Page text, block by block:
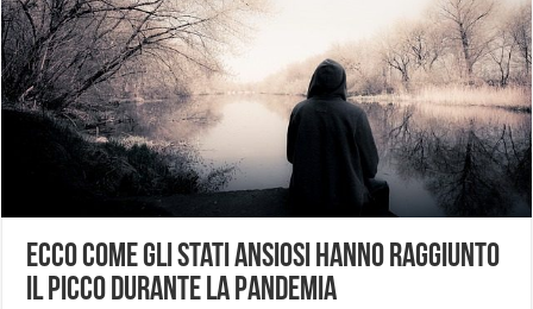
Ecco come gli stati ansiosi hanno raggiunto
il picco durante la pandemia